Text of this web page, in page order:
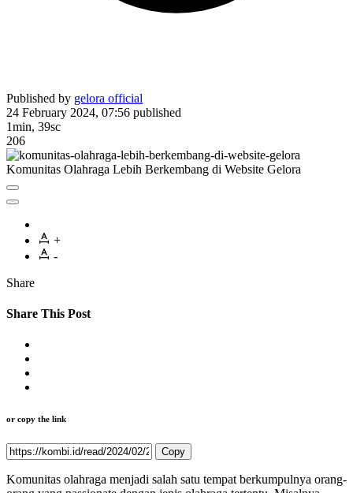
Published by gelora official
24 February 2024, 07:56 published
1min, 39sc
206
Komunitas Olahraga Lebih Berkembang di Website Gelora
+
-
Share
Share This Post
or copy the link
Copy
Komunitas olahraga menjadi salah satu tempat berkumpulnya orang-